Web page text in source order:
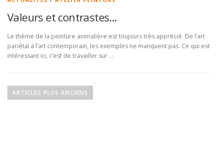
Valeurs et contrastes…
Le thème de la peinture animalière est toujours très apprécié. De l’art
pariétal à l’art contemporain, les exemples ne manquent pas. Ce qui est
intéressant ici, c’est de travailler sur …
aARTICLES PLUS ANCIENS